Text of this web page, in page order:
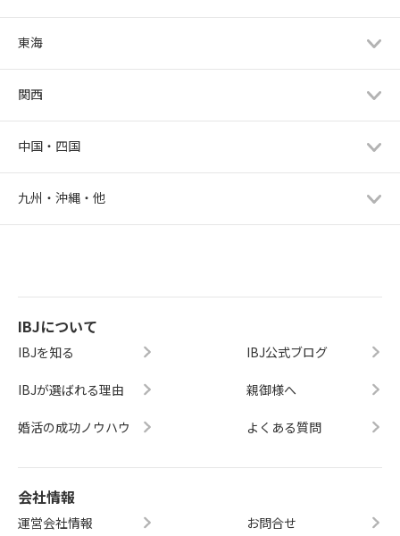
東海
関西
中国・四国
九州・沖縄・他
IBJについて
IBJを知る
IBJが選ばれる理由
婚活の成功ノウハウ
IBJ公式ブログ
親御様へ
よくある質問
会社情報
運営会社情報 お問合せ